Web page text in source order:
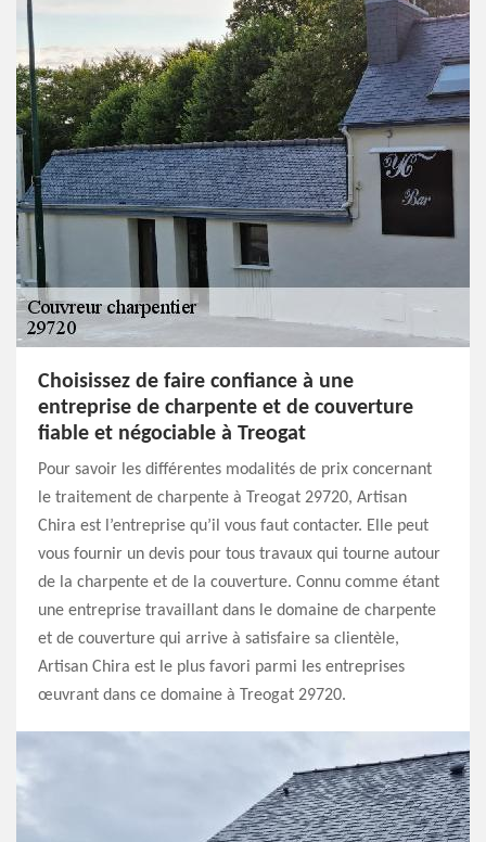
Choisissez de faire confiance à une
entreprise de charpente et de couverture
fiable et négociable à Treogat
Pour savoir les différentes modalités de prix concernant
le traitement de charpente à Treogat 29720, Artisan
Chira est l’entreprise qu’il vous faut contacter. Elle peut
vous fournir un devis pour tous travaux qui tourne autour
de la charpente et de la couverture. Connu comme étant
une entreprise travaillant dans le domaine de charpente
et de couverture qui arrive à satisfaire sa clientèle,
Artisan Chira est le plus favori parmi les entreprises
œuvrant dans ce domaine à Treogat 29720.